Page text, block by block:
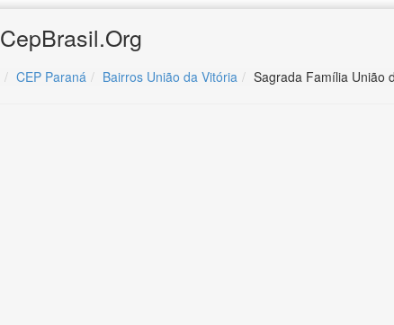
CepBrasil.Org
CEP Paraná Bairros União da Vitória Sagrada Família União